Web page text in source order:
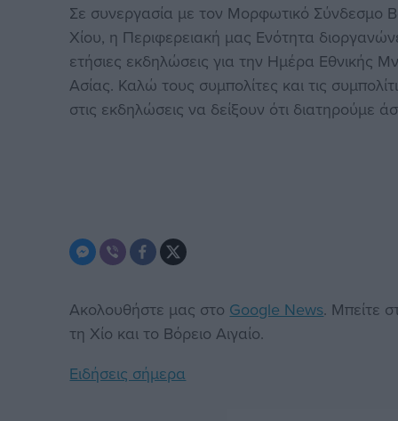
Σε συνεργασία με τον Μορφωτικό Σύνδεσμο
Χίου, η Περιφερειακή μας Ενότητα
ετήσιες εκδηλώσεις για την Ημέρα Εθνικής
Ασίας. Καλώ τους συμπολίτες και τις
στις εκδηλώσεις να δείξουν ότι
Ακολουθήστε μας στο Google News. Μπείτε
τη Χίο και το Βόρειο Αιγαίο.
Ειδήσεις σήμερα